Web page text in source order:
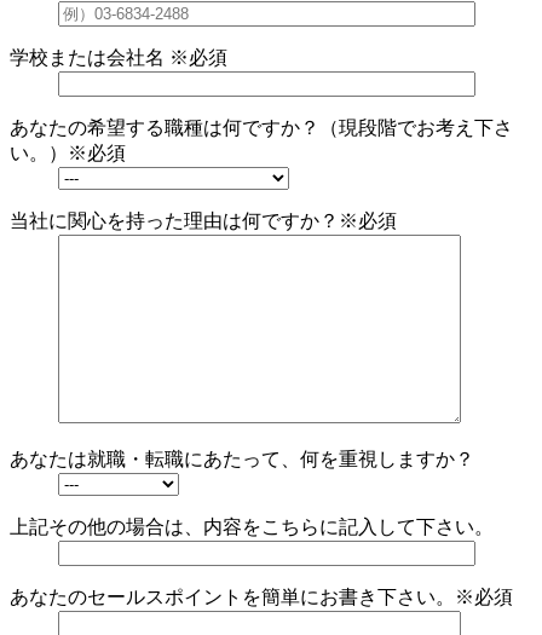
学校または会社名 ※必須
あなたの希望する職種は何ですか？（現段階でお考え下さ
い。）
※必須
当社に関心を持った理由は何ですか？ ※必須
あなたは就職・転職にあたって、何を重視しますか？
上記その他の場合は、内容をこちらに記入して下さい。
あなたのセールスポイントを簡単にお書き下さい。 ※必須